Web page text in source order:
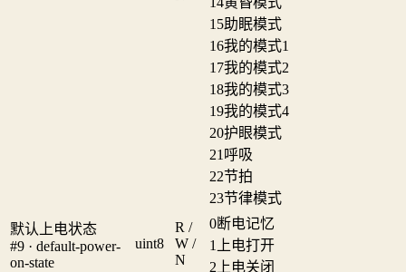
15助眠模式
16我的模式1
17我的模式2
18我的模式3
19我的模式4
20护眼模式
21 呼吸
22节拍
23节律模式
默认上电状态
#9 · default-power-
on-state
uint8
R /
W /
N
0断电记忆
1
上电打开
2 上电关闭